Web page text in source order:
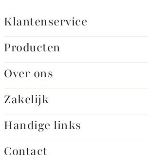
Klantenservice
Producten
Over ons
Zakelijk
Handige links
Contact